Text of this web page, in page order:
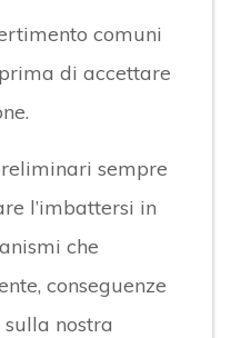
comuni
di accettare
sempre
l’imbattersi in
che
conseguenze
nostra